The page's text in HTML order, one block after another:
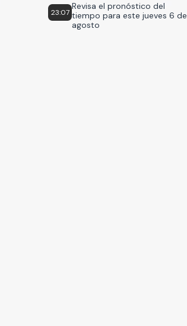
23:07
Revisa el pronóstico del
tiempo para este jueves 6 de
agosto